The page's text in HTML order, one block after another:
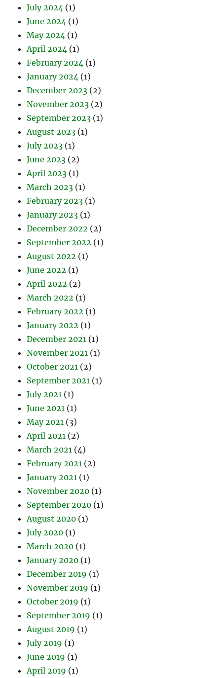
July 2024 (1)
June 2024 (1)
May 2024 (1)
April 2024 (1)
February 2024 (1)
January 2024 (1)
December 2023 (2)
November 2023 (2)
September 2023 (1)
August 2023 (1)
July 2023 (1)
June 2023 (2)
April 2023 (1)
March 2023 (1)
February 2023 (1)
January 2023 (1)
December 2022 (2)
September 2022 (1)
August 2022 (1)
June 2022 (1)
April 2022 (2)
March 2022 (1)
February 2022 (1)
January 2022 (1)
December 2021 (1)
November 2021 (1)
October 2021 (2)
September 2021 (1)
July 2021 (1)
June 2021 (1)
May 2021 (3)
April 2021 (2)
March 2021 (4)
February 2021 (2)
January 2021 (1)
November 2020 (1)
September 2020 (1)
August 2020 (1)
July 2020 (1)
March 2020 (1)
January 2020 (1)
December 2019 (1)
November 2019 (1)
October 2019 (1)
September 2019 (1)
August 2019 (1)
July 2019 (1)
June 2019 (1)
April 2019 (1)